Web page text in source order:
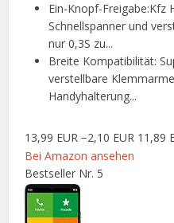
Ein-Knopf-Freigabe:Kfz
Schnellspanner und
nur 0,3S zu...
Breite Kompatibilität:
verstellbare
Handyhalterung...
13,99 EUR −2,10 EUR 11,89
Bei Amazon ansehen
Bestseller Nr. 5